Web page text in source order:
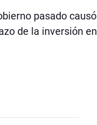
pasado causó
de la inversión en